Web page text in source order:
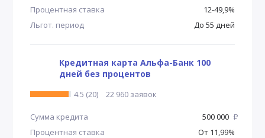
Процентная ставка
12-49,9%
Льгот. период
До 55 дней
Кредитная карта Альфа-Банк 100
дней без процентов
4.5 (20) 22 960 заявок
Сумма кредита 500 000 Р
Процентная ставка
От 11,99%